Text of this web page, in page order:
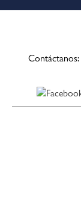
Contáctanos: